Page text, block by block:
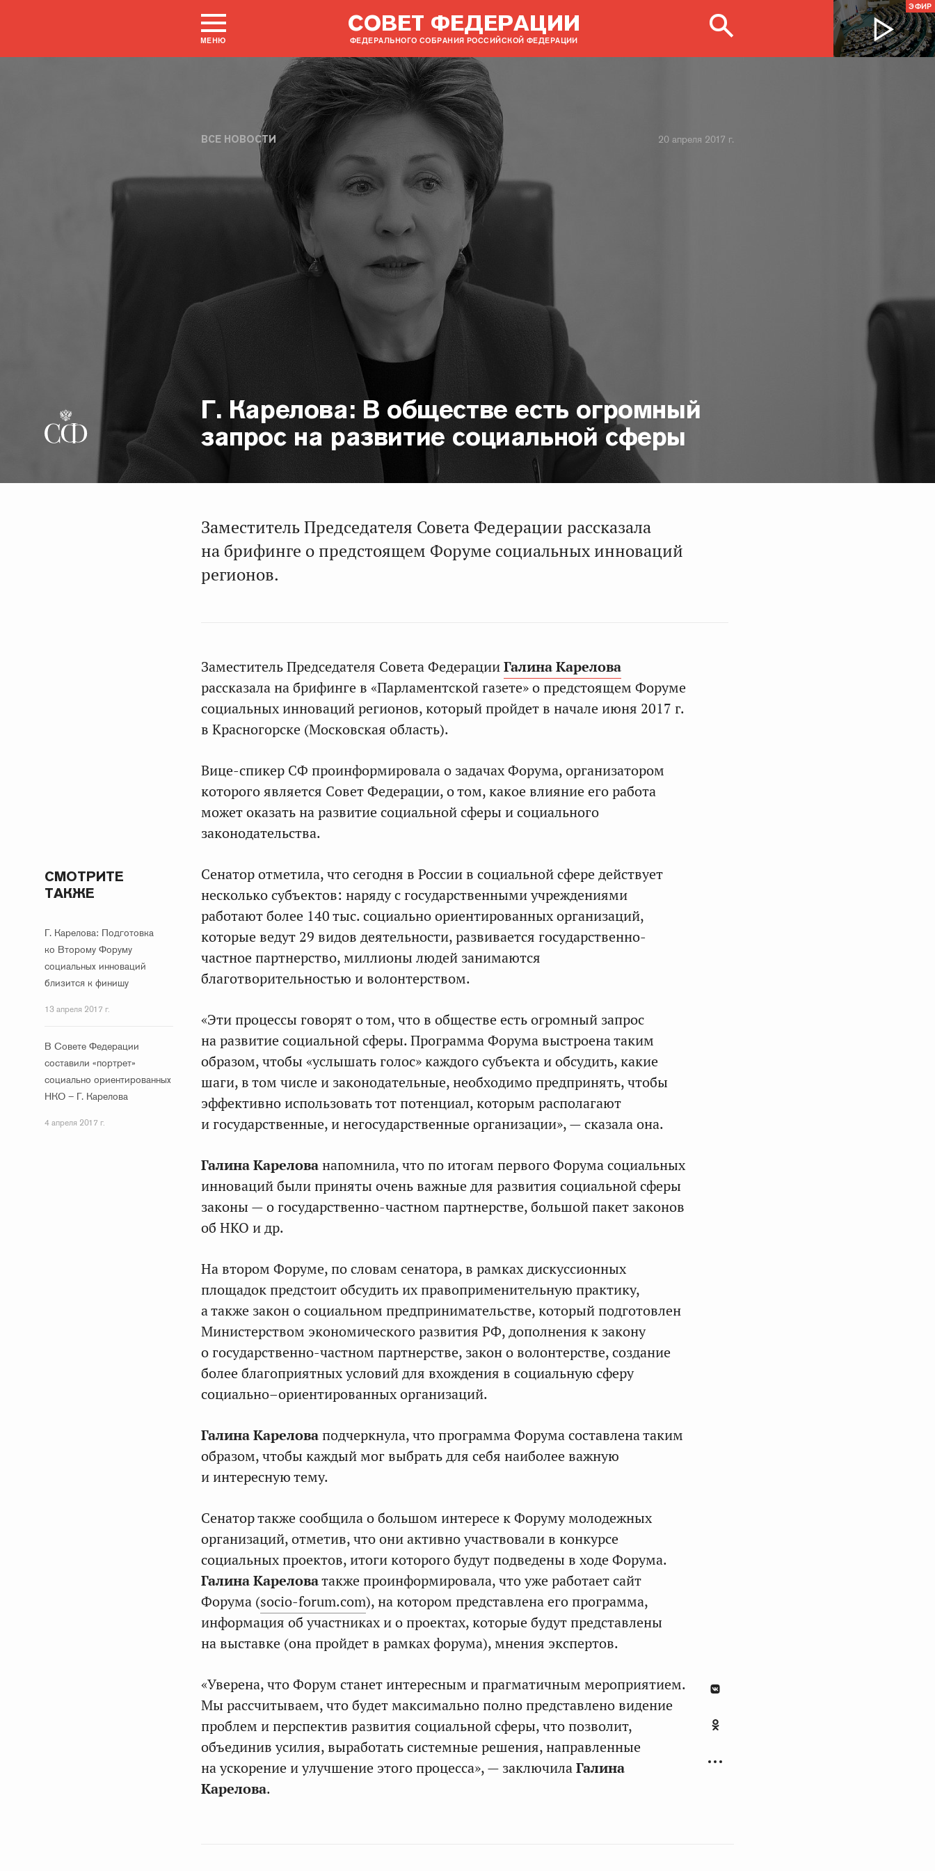
МЕНЮ
СОВЕТ ФЕДЕРАЦИИ
ФЕДЕРАЛЬНОГО СОБРАНИЯ РОССИЙСКОЙ ФЕДЕРАЦИИ
ЭФИР
ВСЕ НОВОСТИ
Г. Карелова: В обществе есть огромный
запрос на развитие социальной сферы
20 апреля 2017 г.
Заместитель Председателя Совета Федерации рассказала
на брифинге о предстоящем Форуме социальных инноваций
регионов.
Заместитель Председателя Совета ФедерацииГалина Карелова
рассказала на брифинге в «Парламентской газете» о предстоящем Форуме
социальных инноваций регионов, который пройдет в начале июня 2017 г.
в Красногорске (Московская область).
Вице-спикер СФ проинформировала о задачах Форума, организатором
которого является Совет Федерации, о том, какое влияние его работа
может оказать на развитие социальной сферы и социального
законодательства.
СМОТРИТЕ
ТАКЖЕ
Г. Карелова: Подготовка
ко Второму Форуму
социальных инноваций
близится к финишу
13 апреля 2017 г.
В Совете Федерации
составили «портрет»
социально ориентированных
НКО – Г. Карелова
4 апреля 2017 г.
Сенатор отметила, что сегодня в России в социальной сфере действует
несколько субъектов: наряду с государственными учреждениями
работают более 140 тыс. социально ориентированных организаций,
которые ведут 29 видов деятельности, развивается государственно-
частное партнерство, миллионы людей занимаются
благотворительностью и волонтерством.
«Эти процессы говорят о том, что в обществе есть огромный запрос
на развитие социальной сферы. Программа Форума выстроена таким
образом, чтобы «услышать голос» каждого субъекта и обсудить, какие
шаги, в том числе и законодательные, необходимо предпринять, чтобы
эффективно использовать тот потенциал, которым располагают
и государственные, и негосударственные организации», — сказала она.
Галина Карелованапомнила, что по итогам первого Форума социальных
инноваций были приняты очень важные для развития социальной сферы
законы — о государственно-частном партнерстве, большой пакет законов
об НКО и др.
На втором Форуме, по словам сенатора, в рамках дискуссионных
площадок предстоит обсудить их правоприменительную практику,
а также закон о социальном предпринимательстве, который подготовлен
Министерством экономического развития РФ, дополнения к закону
о государственно-частном партнерстве, закон о волонтерстве, создание
более благоприятных условий для вхождения в социальную сферу
социально–ориентированных организаций.
Галина Кареловаподчеркнула, что программа Форума составлена таким
образом, чтобы каждый мог выбрать для себя наиболее важную
и интересную тему.
Сенатор также сообщила о большом интересе к Форуму молодежных
организаций, отметив, что они активно участвовали в конкурсе
социальных проектов, итоги которого будут подведены в ходе Форума.
Галина Кареловатакже проинформировала, что уже работает сайт
Форума (socio-forum.com), на котором представлена его программа,
информация об участниках и о проектах, которые будут представлены
на выставке (она пройдет в рамках форума), мнения экспертов.
«Уверена, что Форум станет интересным и прагматичным мероприятием.
Мы рассчитываем, что будет максимально полно представлено видение
проблем и перспектив развития социальной сферы, что позволит,
объединив усилия, выработать системные решения, направленные
на ускорение и улучшение этого процесса», — заключилаГалина
Карелова.